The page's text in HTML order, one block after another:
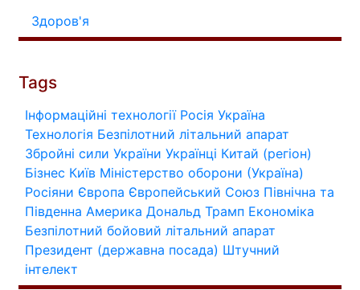
Здоров'я
Tags
Інформаційні технології Росія Україна
Технологія Безпілотний літальний апарат
Збройні сили України Українці Китай (регіон)
Бізнес Київ Міністерство оборони (Україна)
Росіяни Європа Європейський Союз Північна та
Південна Америка Дональд Трамп Економіка
Безпілотний бойовий літальний апарат
Президент (державна посада) Штучний
інтелект